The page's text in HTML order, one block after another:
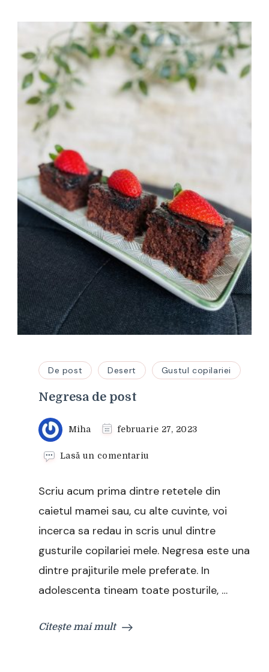
De post Desert Gustul copilariei
Negresa de post
Miha februarie 27, 2023
Lasă un comentariu
post
Scriu acum prima dintre retetele din
caietul mamei sau, cu alte cuvinte, voi
incerca sa redau in scris unul dintre
gusturile copilariei mele. Negresa este una
dintre prajiturile mele preferate. In
adolescenta tineam toate posturile, …
Citește mai mult